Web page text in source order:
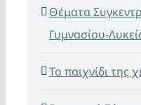
Θέματα
Γυμνασίου-
Το παιχνίδι της